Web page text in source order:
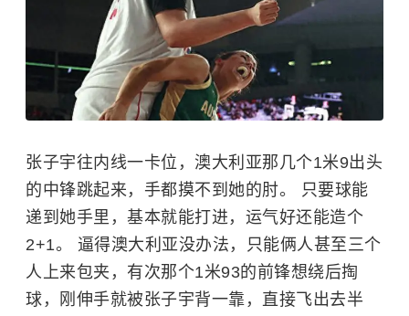
张子宇往内线一卡位，澳大利亚那几个1米9出头
的中锋跳起来，手都摸不到她的肘。 只要球能
递到她手里，基本就能打进，运气好还能造个
2+1。 逼得澳大利亚没办法，只能俩人甚至三个
人上来包夹，有次那个1米93的前锋想绕后掏
球，刚伸手就被张子宇背一靠，直接飞出去半